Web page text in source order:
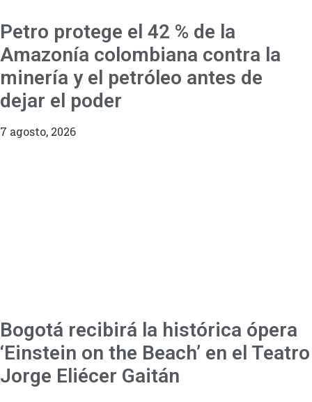
Petro protege el 42 % de la
Amazonía colombiana contra la
minería y el petróleo antes de
dejar el poder
7 agosto, 2026
Bogotá recibirá la histórica ópera
‘Einstein on the Beach’ en el Teatro
Jorge Eliécer Gaitán